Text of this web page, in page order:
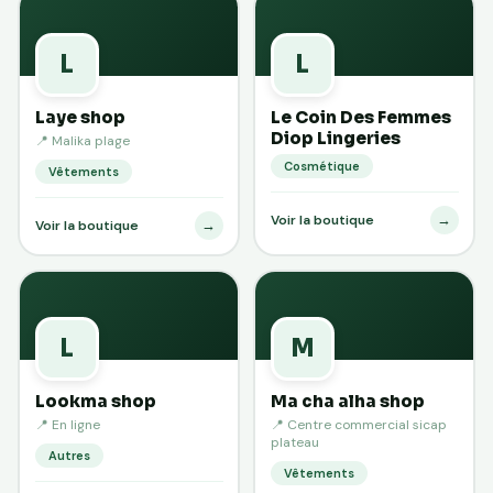
L
Laye shop
📍 Malika plage
Vêtements
Voir la boutique →
L
Le Coin Des Femmes
Diop Lingeries
Cosmétique
Voir la boutique →
L
Lookma shop
📍 En ligne
Autres
M
Ma cha alha shop
📍 Centre commercial sicap
plateau
Vêtements